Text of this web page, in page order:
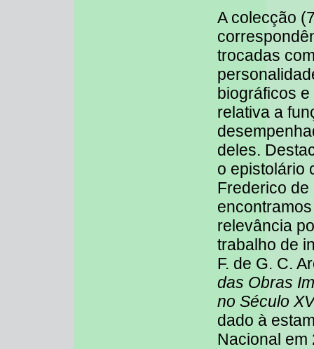
A colecção
trocadas
biográficos
relativa a
deles.
o epistolário
Frederico de
relevância
trabalho de
F. de G. C.
das Obras
no Século
dado à
Nacional em